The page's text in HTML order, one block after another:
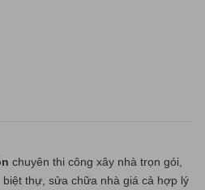
chuyên thi công xây nhà trọn gói,
thự, sửa chữa nhà giá cả hợp lý